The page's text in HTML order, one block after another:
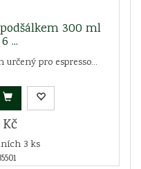
300 ml
...
pro espresso...
3 ks